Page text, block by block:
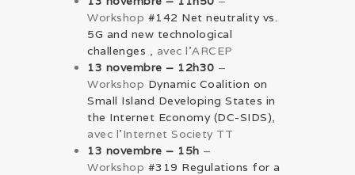
Workshop #142 Net neutrality vs.
5G and new technological
challenges , avec l’ARCEP
13 novembre – 12h30 –
Workshop Dynamic Coalition on
Small Island Developing States in
the Internet Economy (DC-SIDS),
avec l’Internet Society TT
13 novembre – 15h –
Workshop #319 Regulations for a